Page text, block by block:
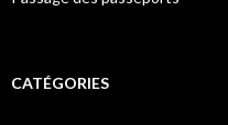
CATÉGORIES